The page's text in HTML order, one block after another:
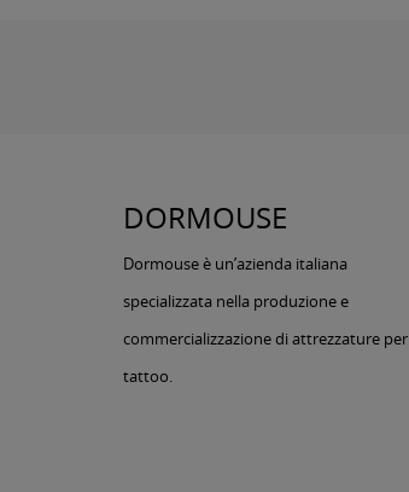
DORMOUSE
Dormouse è un’azienda italiana
specializzata nella produzione e
commercializzazione di attrezzature per
tattoo.